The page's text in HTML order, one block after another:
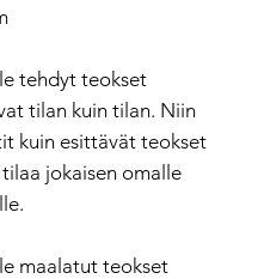
tehdyt teokset
tilan kuin tilan. Niin
kuin esittävät teokset
jokaisen omalle
maalatut teokset